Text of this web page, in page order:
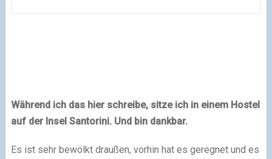
Während ich das hier schreibe, sitze ich in einem Hostel
auf der Insel Santorini. Und bin dankbar.
Es ist sehr bewölkt draußen, vorhin hat es geregnet und es